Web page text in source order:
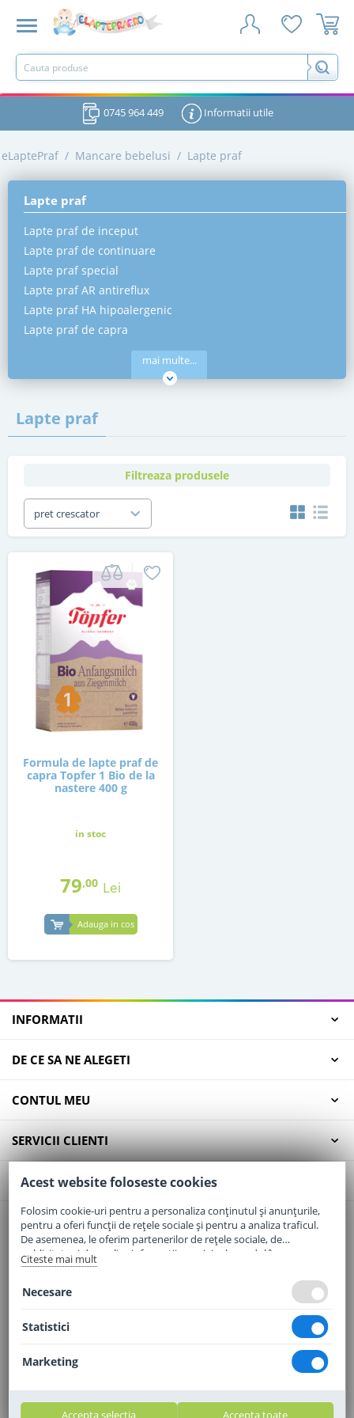
0745 964 449 Informatii utile
eLaptePraf / Mancare bebelusi / Lapte praf
Lapte praf
Lapte praf de inceput
Lapte praf de continuare
Lapte praf special
Lapte praf AR antireflux
Lapte praf HA hipoalergenic
Lapte praf de capra
mai multe...
Lapte praf
Filtreaza produsele
pret crescator
Formula de lapte praf de
capra Topfer 1 Bio de la
nastere 400 g
in stoc
79,00 Lei
Adauga in cos
INFORMATII
DE CE SA NE ALEGETI
CONTUL MEU
SERVICII CLIENTI
CONTACT
Email:office@elaptepraf.ro
Telefon:0745-964-449
Adresa:Sos. Borsului, Nr. 20, Oradea, Jud. Bihor
Acest website foloseste cookies
Folosim cookie-uri pentru a personaliza conținutul și anunțurile,
pentru a oferi funcții de rețele sociale și pentru a analiza traficul.
De asemenea, le oferim partenerilor de rețele sociale, de
publicitate și de analize informații cu privire la modul în care
folosiți site-ul nostru. Aceștia le pot combina cu alte informații
Citeste mai mult
Necesare
Statistici
Marketing
Accepta selectia Accepta toate